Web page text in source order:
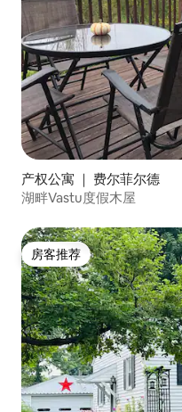
产权公寓 ｜ 费尔菲尔德
湖畔Vastu度假木屋
房客推荐
房客推荐